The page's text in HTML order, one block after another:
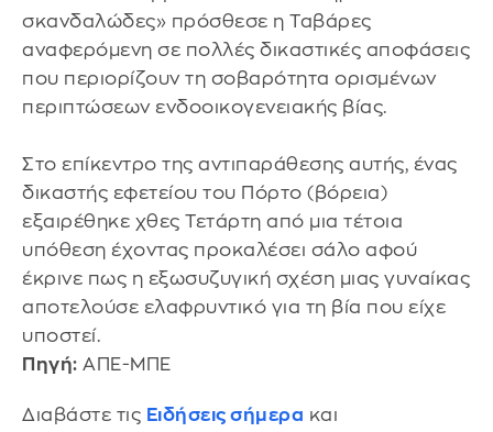
σκανδαλώδες» πρόσθεσε η Ταβάρες
αναφερόμενη σε πολλές δικαστικές αποφάσεις
που περιορίζουν τη σοβαρότητα ορισμένων
περιπτώσεων ενδοοικογενειακής βίας.
Στο επίκεντρο της αντιπαράθεσης αυτής, ένας
δικαστής εφετείου του Πόρτο (βόρεια)
εξαιρέθηκε χθες Τετάρτη από μια τέτοια
υπόθεση έχοντας προκαλέσει σάλο αφού
έκρινε πως η εξωσυζυγική σχέση μιας γυναίκας
αποτελούσε ελαφρυντικό για τη βία που είχε
υποστεί.
Πηγή: ΑΠΕ-ΜΠΕ
Διαβάστε τις Ειδήσεις σήμερα και